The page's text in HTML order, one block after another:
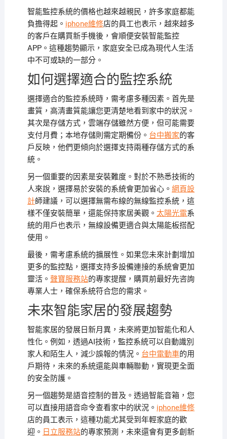
智能監控系統的價格也越來越親民，許多家庭都能
負擔得起。 iphone維修店的員工也表示，越來越多
的客戶在購買新手機後，會順便安裝智能監控
APP。這種趨勢顯示，家庭安全已成為現代人生活
中不可或缺的一部分。
如何選擇適合的監控系統
選擇適合的監控系統時，需考慮多種因素。首先是
畫質，高清畫質能讓您更清楚地看到家中的狀況。
其次是存儲方式，雲端存儲雖然方便，但可能需要
支付月費；本地存儲則需定期備份。 台中搬家的客
戶反映，他們更傾向於選擇支持兩種存儲方式的系
統。
另一個重要的因素是安裝難度。對於不熟悉技術的
人來說，選擇易於安裝的系統會更加省心。 網頁設
計師建議，可以選擇無需布線的無線監控系統，這
樣不僅安裝簡單，還能保持家居美觀。 太陽光電系
統的用戶也表示，無線設備更適合與太陽能板搭配
使用。
最後，需考慮系統的擴展性。如果您未來計劃增加
更多的監控點，選擇支持多設備連接的系統會更加
靈活。 聲寶服務站的專家提醒，購買前最好先咨詢
專業人士，確保系統符合您的需求。
未來智能家居的發展趨勢
智能家居的發展日新月異，未來將更加智能化和人
性化。例如，透過AI技術，監控系統可以自動識別
家人和陌生人，減少誤報的情況。 台中電動車的用
戶期待，未來的系統還能與車輛聯動，實現更全面
的安全防護。
另一個趨勢是語音控制的普及。透過智能音箱，您
可以直接用語音命令查看家中的狀況。 iphone維修
店的員工表示，這種功能尤其受到年輕家庭的歡
迎。 日立服務站的專家預測，未來還會有更多創新